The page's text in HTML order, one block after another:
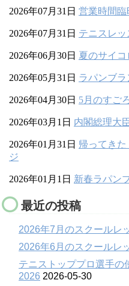
2026年07月31日 営業時間
2026年07月31日 テニスレ
2026年06月30日 夏のサイコ
2026年05月31日 ラパンブラ
2026年04月30日 5月のすご
2026年03月1日 内閣総理大
2026年01月31日 帰ってき
ジ
2026年01月1日 新春ラパン
最近の投稿
2026年7月のスクールレ
2026年6月のスクールレ
テニストッププロ選手の
2026 2026-05-30